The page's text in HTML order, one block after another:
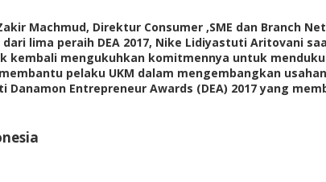
Machmud, Direktur Consumer ,SME dan Branch
lima peraih DEA 2017, Nike Lidiyastuti Aritovani
kembali mengukuhkan komitmennya untuk
pelaku UKM dalam mengembangkan
Entrepreneur Awards (DEA) 2017 yang